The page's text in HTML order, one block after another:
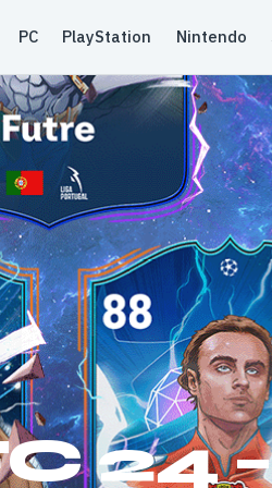
PC PlayStation Nintendo
24 –